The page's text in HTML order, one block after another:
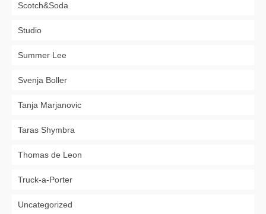
Scotch&Soda
Studio
Summer Lee
Svenja Boller
Tanja Marjanovic
Taras Shymbra
Thomas de Leon
Truck-a-Porter
Uncategorized